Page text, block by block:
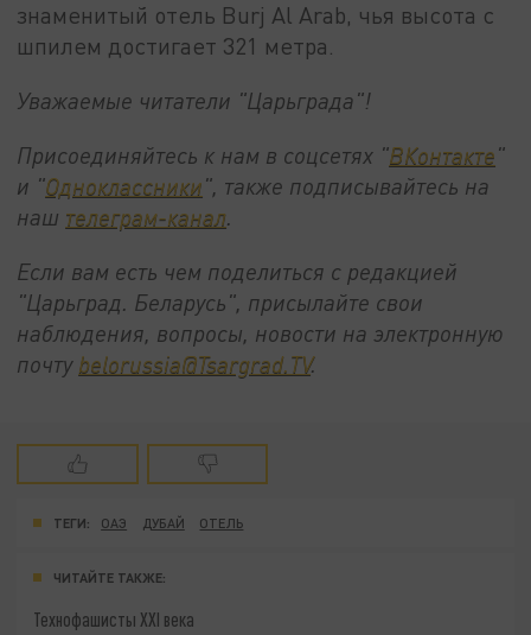
знаменитый отель Burj Al Arab, чья высота с
шпилем достигает 321 метра.
Уважаемые читатели "Царьграда"!
Присоединяйтесь к нам в соцсетях "ВКонтакте"
и "Одноклассники", также подписывайтесь на
наш телеграм-канал.
Если вам есть чем поделиться с редакцией
"Царьград. Беларусь", присылайте свои
наблюдения, вопросы, новости на электронную
почту belorussia@Tsargrad.TV.
ТЕГИ: ОАЭ ДУБАЙ ОТЕЛЬ
ЧИТАЙТЕ ТАКЖЕ:
Технофашисты XXI века